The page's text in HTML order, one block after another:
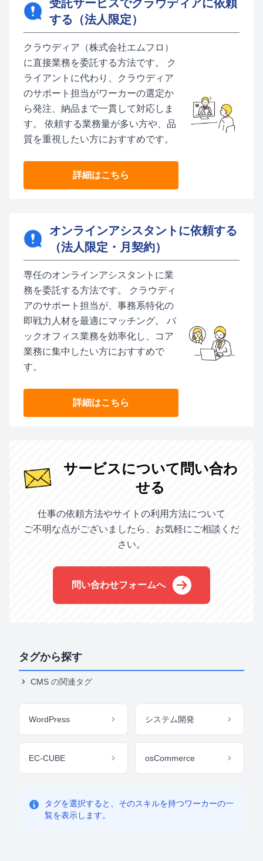
受託サービスでクラウディアに依頼
する（法人限定）
クラウディア（株式会社エムフロ）
に直接業務を委託する方法です。 ク
ライアントに代わり、クラウディア
のサポート担当がワーカーの選定か
ら発注、納品まで一貫して対応しま
す。 依頼する業務量が多い方や、品
質を重視したい方におすすめです。
詳細はこちら
オンラインアシスタントに依頼する
（法人限定・月契約）
専任のオンラインアシスタントに業
務を委託する方法です。 クラウディ
アのサポート担当が、事務系特化の
即戦力人材を最適にマッチング。 バ
ックオフィス業務を効率化し、コア
業務に集中したい方におすすめで
す。
詳細はこちら
サービスについて問い合わ
せる
仕事の依頼方法やサイトの利用方法について
ご不明な点がございましたら、お気軽にご相談くだ
さい。
問い合わせフォームへ
タグから探す
CMS の関連タグ
WordPress システム開発
EC-CUBE osCommerce
タグを選択すると、そのスキルを持つワーカーの一
覧を表示します。